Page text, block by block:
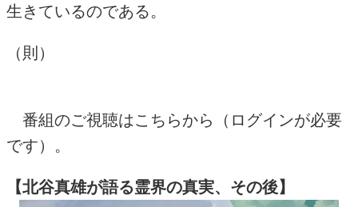
生きているのである。
（則）
番組のご視聴はこちらから（ログインが必要
です）。
【北谷真雄が語る霊界の真実、その後】